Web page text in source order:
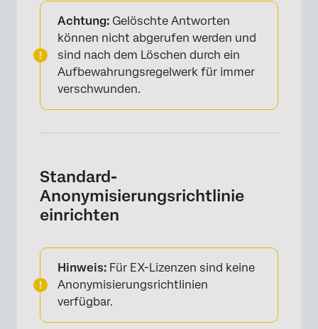
Achtung: Gelöschte Antworten
können nicht abgerufen werden und
sind nach dem Löschen durch ein
Aufbewahrungsregelwerk für immer
verschwunden.
Standard-
Anonymisierungsrichtlinie
einrichten
Hinweis: Für EX-Lizenzen sind keine
Anonymisierungsrichtlinien
verfügbar.